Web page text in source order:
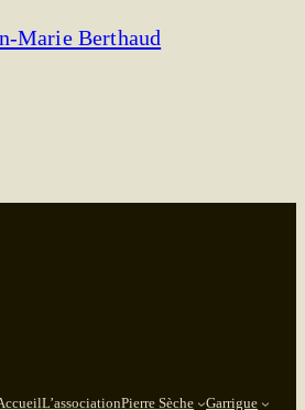
Marie Berthaud
L’associationPierre Sèche Garrigue